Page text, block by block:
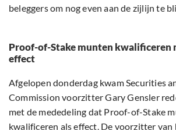
beleggers om nog even aan de zijlijn te
Proof-of-Stake munten kwalificeren
effect
Afgelopen donderdag kwam Securities
Commission voorzitter Gary Gensler
met de mededeling dat Proof-of-Stake
kwalificeren als effect. De voorzitter van